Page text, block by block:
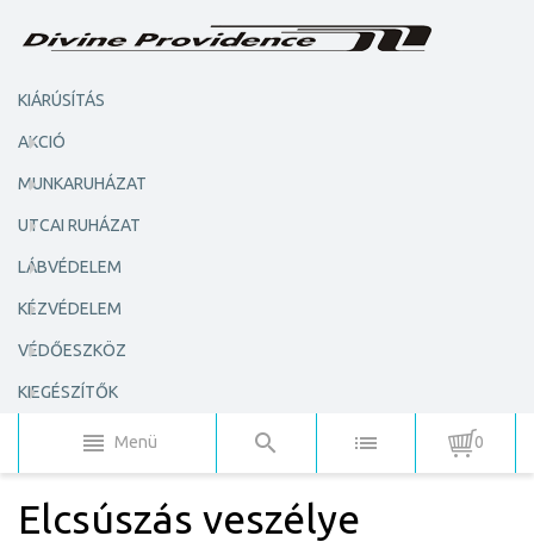
KIÁRÚSÍTÁS
AKCIÓ
MUNKARUHÁZAT
UTCAI RUHÁZAT
LÁBVÉDELEM
KÉZVÉDELEM
VÉDŐESZKÖZ
KIEGÉSZÍTŐK
Menü 0
Elcsúszás veszélye